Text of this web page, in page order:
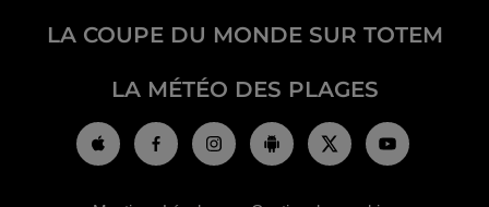
LA COUPE DU MONDE SUR TOTEM
LA MÉTÉO DES PLAGES